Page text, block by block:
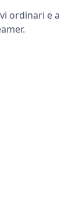
ordinari e a